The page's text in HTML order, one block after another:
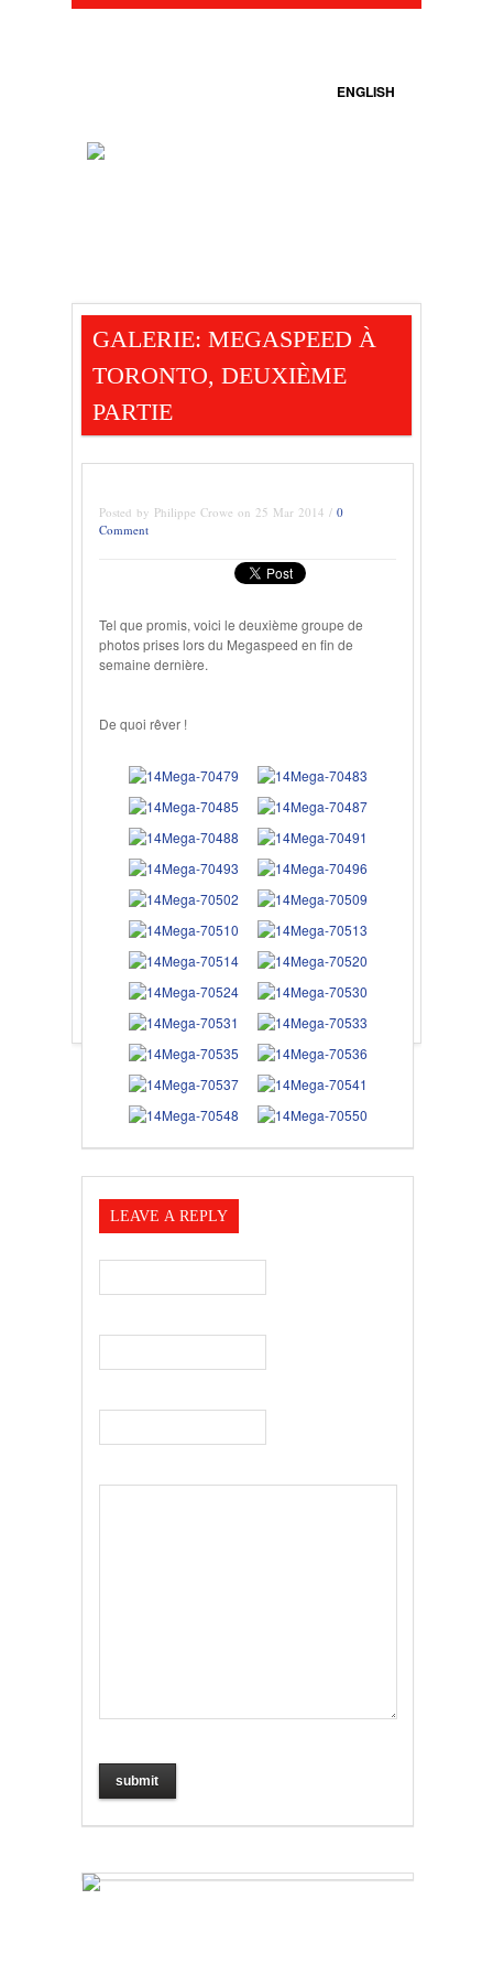
ENGLISH
GALERIE: MEGASPEED À
TORONTO, DEUXIÈME
PARTIE
Posted by Philippe Crowe on 25 Mar 2014 / 0
Comment
Tel que promis, voici le deuxième groupe de
photos prises lors du Megaspeed en fin de
semaine dernière.
De quoi rêver !
LEAVE A REPLY